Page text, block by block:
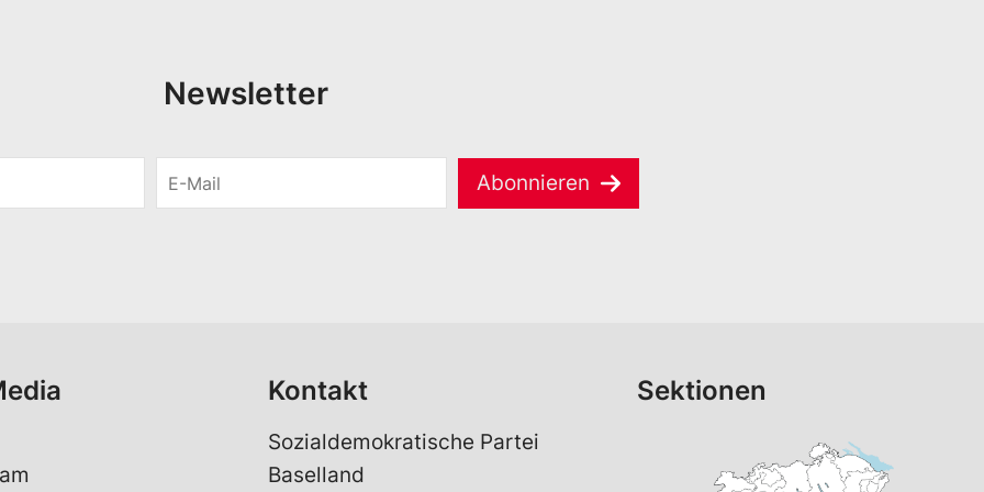
Newsletter
M
Abonnieren
Kontakt
Sozialdemokratische Partei
Baselland
Sektionen